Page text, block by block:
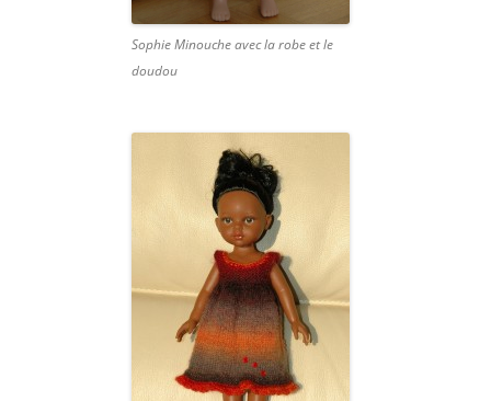
Sophie Minouche avec la robe et le
doudou